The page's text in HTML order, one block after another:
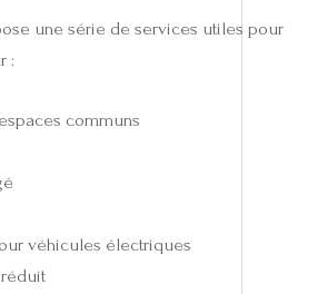
une série de services utiles pour
:
communs
véhicules électriques